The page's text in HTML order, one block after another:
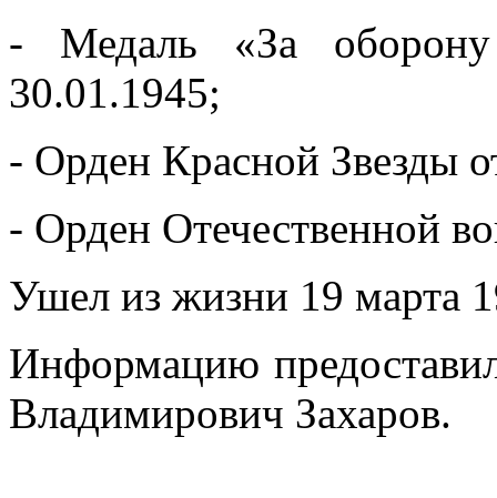
- Медаль «За оборону
30.01.1945;
- Орден Красной Звезды
- Орден Отечественной
Ушел из жизни 19 марта
Информацию
Владимирович Захаров.